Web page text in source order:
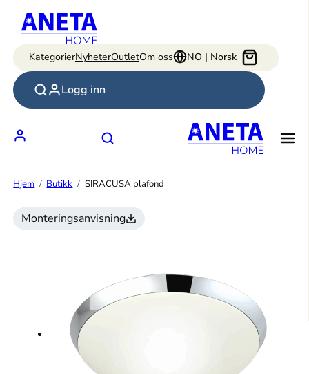
Hopp
innhold
KategorierNyheterOutletOm oss NO | Norsk
Logg inn
Hjem Butikk SIRACUSA plafond
Monteringsanvisning